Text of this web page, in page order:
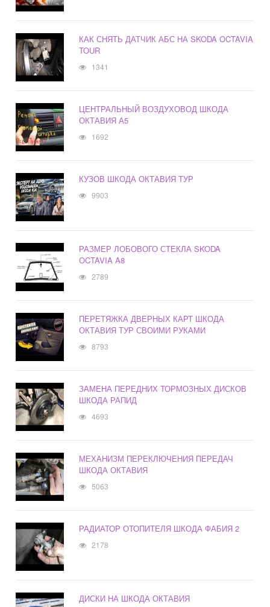
КАК СНЯТЬ ДАТЧИК АБС НА SKODA OCTAVIA
TOUR
1341
ЦЕНТРАЛЬНЫЙ ВОЗДУХОВОД ШКОДА
ОКТАВИЯ А5
1692
КУЗОВ ШКОДА ОКТАВИЯ ТУР
9903
РАЗМЕР ЛОБОВОГО СТЕКЛА SKODA
OCTAVIA A8
2789
ПЕРЕТЯЖКА ДВЕРНЫХ КАРТ ШКОДА
ОКТАВИЯ ТУР СВОИМИ РУКАМИ
8793
ЗАМЕНА ПЕРЕДНИХ ТОРМОЗНЫХ ДИСКОВ
ШКОДА РАПИД
4693
МЕХАНИЗМ ПЕРЕКЛЮЧЕНИЯ ПЕРЕДАЧ
ШКОДА ОКТАВИЯ
5063
РАДИАТОР ОТОПИТЕЛЯ ШКОДА ФАБИЯ 2
2178
ДИСКИ НА ШКОДА ОКТАВИЯ